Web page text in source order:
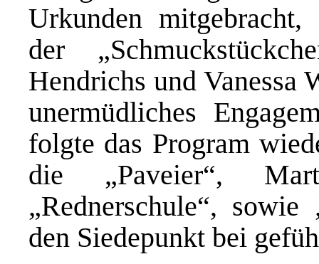
Urkunden mitgebracht,
der
Hendrichs und Vanessa
unermüdliches
folgte das Program
die „Paveier“,
„Rednerschule“,
den Siedepunkt bei